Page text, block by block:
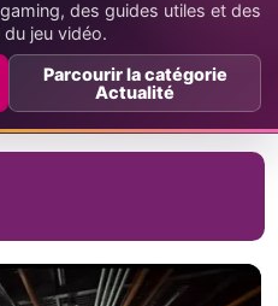
des guides utiles et des
du jeu vidéo.
Parcourir la catégorie
Actualité